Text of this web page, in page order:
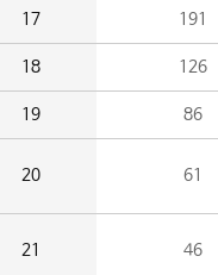
17 191
18 126
19 86
20 61
21 46